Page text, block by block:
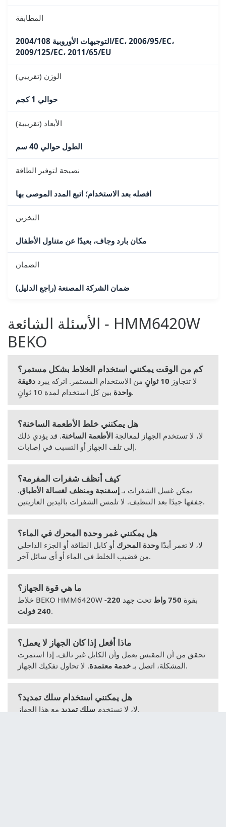
المطابقة
التوجيهات الأوروبية 2004/108/EC، 2006/95/EC،
2009/125/EC، 2011/65/EU
الوزن (تقريبي)
حوالي 1 كجم
الأبعاد (تقريبية)
الطول حوالي 40 سم
نصيحة لتوفير الطاقة
افصله بعد الاستخدام؛ اتبع المدد الموصى بها
التخزين
مكان بارد وجاف، بعيدًا عن متناول الأطفال
الضمان
ضمان الشركة المصنعة (راجع الدليل)
الأسئلة الشائعة - HMM6420W
BEKO
كم من الوقت يمكنني استخدام الخلاط بشكل مستمر؟
لا تتجاوز 10 ثوانٍ من الاستخدام المستمر. اتركه يبرد دقيقة
واحدةبين كل استخدام لمدة 10 ثوانٍ.
هل يمكنني خلط الأطعمة الساخنة؟
لا، لا تستخدم الجهاز لمعالجة الأطعمة الساخنة. قد يؤدي ذلك
إلى تلف الجهاز أو التسبب في إصابات.
كيف أنظف شفرات المفرمة؟
يمكن غسل الشفرات بـإسفنجة ومنظف لغسالة الأطباق.
جففها جيدًا بعد التنظيف. لا تلمس الشفرات باليدين العاريتين.
هل يمكنني غمر وحدة المحرك في الماء؟
لا، لا تغمر أبدًا وحدة المحرك أو كابل الطاقة أو الجزء الداخلي
من قضيب الخلط في الماء أو أي سائل آخر.
ما هي قوة الجهاز؟
خلاط BEKO HMM6420W بقوة 750 واط تحت جهد
220-
240 فولت.
ماذا أفعل إذا كان الجهاز لا يعمل؟
تحقق من أن المقبس يعمل وأن الكابل غير تالف. إذا استمرت
المشكلة، اتصل بـخدمة معتمدة . لا تحاول تفكيك الجهاز.
هل يمكنني استخدام سلك تمديد؟
لا، لا تستخدم سلك تمديد مع هذا الجهاز.